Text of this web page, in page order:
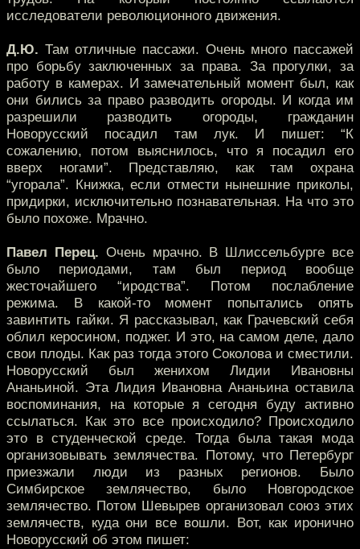
исследователи революционного движения.
Д.Ю. Там отличные пассажи. Очень много пассажей
про борьбу заключенных за права. За прогулки, за
работу в камерах. И замечательный момент был, как
они бились за право разводить огороды. И когда им
разрешили разводить огороды, гражданин
Новорусский посадил там лук. И пишет: “К
сожалению, потом выяснилось, что я посадил его
вверх ногами”. Представляю, как там охрана
“угорала”. Книжка, если отмести нынешние приколы,
придирки, исключительно познавательная. На что это
было похоже. Мрачно.
Павел Перец. Очень мрачно. В Шлиссельбурге все
было периодами, там был период вообще
жесточайшего “иродства”. Потом послабление
режима. В какой-то момент попытались опять
завинтить гайки. Я рассказывал, как Грачевский себя
облил керосином, поджег. И это, на самом деле, дало
свои плоды. Как раз тогда этого Соколова и сместили.
Новорусский был женихом Лидии Ивановны
Ананьиной. Эта Лидия Ивановна Ананьина оставила
воспоминания, на которые я сегодня буду активно
ссылаться. Как это все происходило? Происходило
это в студенческой среде. Тогда была такая мода
организовывать землячества. Потому, что Петербург
приезжали люди из разных регионов. Было
Симбирское землячество, было Новгородское
землячество. Потом Шевырев организовал союз этих
землячеств, куда они все вошли. Вот, как иронично
Новорусский об этом пишет: